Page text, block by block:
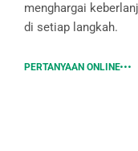
menghargai
di setiap langkah.
PERTANYAAN ONLINE